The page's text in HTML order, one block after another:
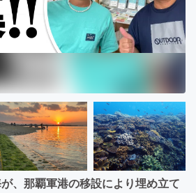
、那覇軍港の移設により埋め立て